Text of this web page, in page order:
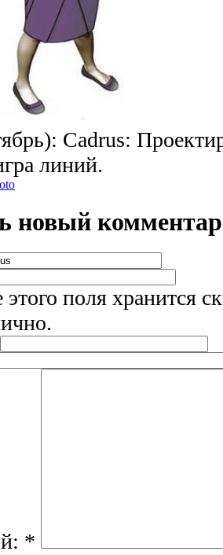
Cadrus:
линий.
новый
поля хранится
*